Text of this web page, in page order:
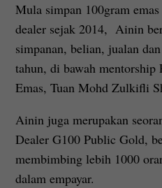
Mula simpan 100gram
dealer sejak 2014, Ainin
simpanan, belian, jualan
tahun, di bawah mentorship
Emas, Tuan Mohd Zulkifli
Ainin juga merupakan
Dealer G100 Public Gold,
membimbing lebih 1000
dalam empayar.